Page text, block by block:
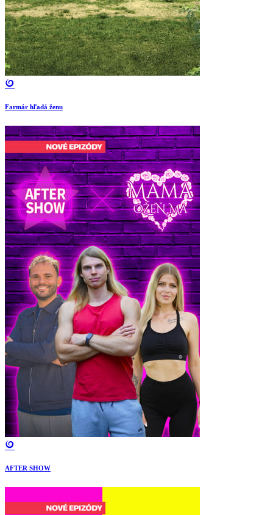
Farmár hľadá ženu
AFTER SHOW